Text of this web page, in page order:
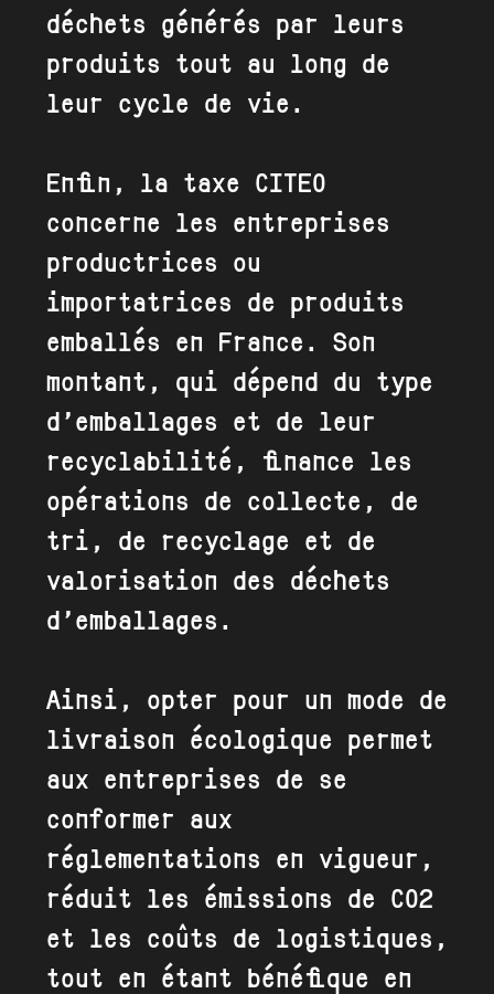
déchets générés par leurs
produits tout au long de
leur cycle de vie.
Enfin, la taxe CITEO
concerne les entreprises
productrices ou
importatrices de produits
emballés en France. Son
montant, qui dépend du type
d’emballages et de leur
recyclabilité, finance les
opérations de collecte, de
tri, de recyclage et de
valorisation des déchets
d’emballages.
Ainsi, opter pour un mode de
livraison écologique permet
aux entreprises de se
conformer aux
réglementations en vigueur,
réduit les émissions de CO2
et les coûts de logistiques,
tout en étant bénéfique en